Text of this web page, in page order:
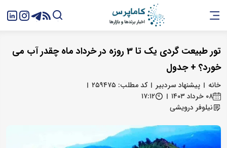
تور طبیعت گردی یک تا 3 روزه در خرداد ماه چقدر آب می
خورد؟ + جدول
خانه پیشنهاد سردبیر
کد مطلب: ۲۵۹۴۷۵
۰۸ خرداد ۱۴۰۳
۱۷:۱۲
نیلوفر درویشی